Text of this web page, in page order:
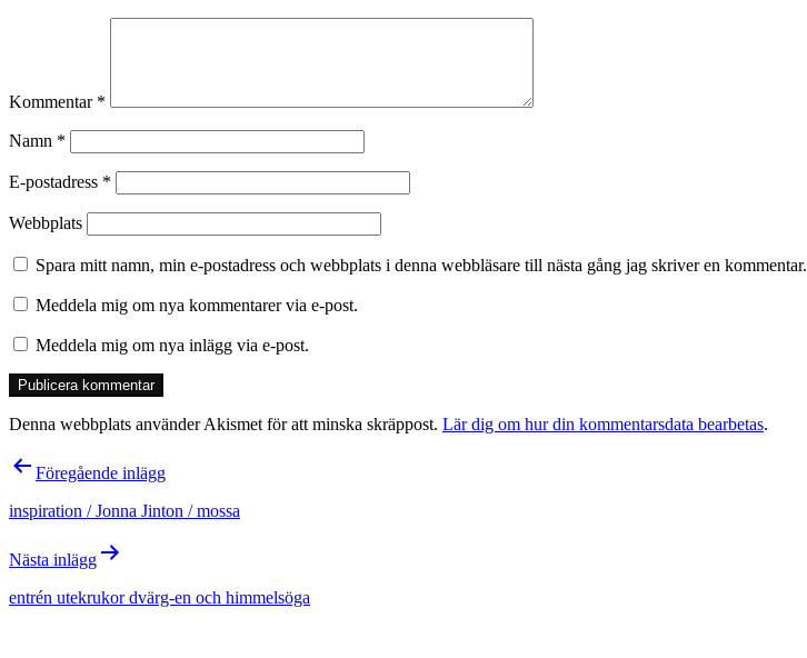
Kommentar *
Namn *
E-postadress *
Webbplats
Spara mitt namn, min e-postadress och webbplats i denna webbläsare till nästa gång jag skriver en kommentar.
Meddela mig om nya kommentarer via e-post.
Meddela mig om nya inlägg via e-post.
Denna webbplats använder Akismet för att minska skräppost. Lär dig om hur din kommentarsdata bearbetas.
Inläggsnavigering
Föregående inlägg
inspiration / Jonna Jinton / mossa
Nästa inlägg
entrén utekrukor dvärg-en och himmelsöga